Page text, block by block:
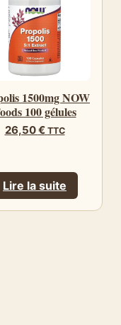
1500mg NOW
100 gélules
26,50€ TTC
Lire la suite